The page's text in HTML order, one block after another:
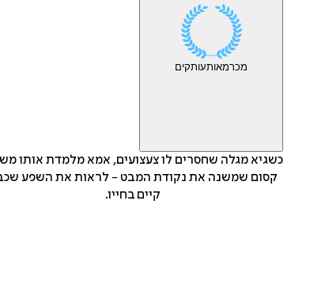
מכרמאותעותקים
כשגיא מגלה שחסרים לו צעצועים, אמא מלמדת אותו
קסום שמשנה את נקודת המבט - לראות את השפע
קיים בחייו.